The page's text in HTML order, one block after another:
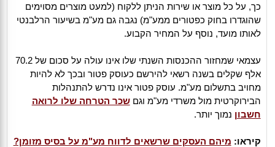
כך, על כל מוצר או שירות הניתן ללקוח (למעט מוצרים מסוימים
שהוגדרו בחוק כפטורים ממע"מ) נגבה גם מע"מ בשיעור הרלבנטי
לאותו מועד, נוסף על המחיר הקבוע.
עצמאי שמחזור ההכנסות השנתי שלו אינו עולה על סכום של 70.2
אלף שקלים בשנה רשאי להירשם כעוסק פטור ובכך לא להיות
מחויב בתשלום מע"מ. עוסק פטור אינו נדרש להתנהלות
הבירוקרטית מול משרדי מע"מ וגםשכר הטרחה שלו לרואה
חשבון נמוך יותר.
קיראו: מיהם העסקים שרשאים לדווח מע"מ על בסיס מזומן?